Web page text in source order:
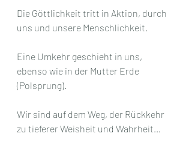
Die Göttlichkeit tritt in Aktion, durch
uns und unsere Menschlichkeit.
Eine Umkehr geschieht in uns,
ebenso wie in der Mutter Erde
(Polsprung).
Wir sind auf dem Weg, der Rückkehr
zu tieferer Weisheit und Wahrheit…